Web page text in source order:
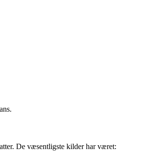
De væsentligste kilder har været: